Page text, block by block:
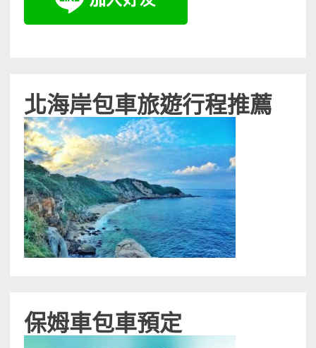
北海岸包車旅遊行程推薦
保姆車包車預定